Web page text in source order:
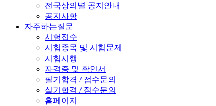
전국상의별 공지안내
공지사항
자주하는질문
시험접수
시험종목 및 시험문제
시험시행
자격증 및 확인서
필기합격 / 점수문의
실기합격 / 점수문의
홈페이지